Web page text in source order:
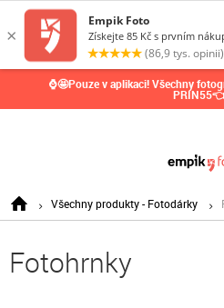
⌚🤩Pouze v aplikaci! Všechny
Všechny produkty - Fotodárky
Fotohrnky